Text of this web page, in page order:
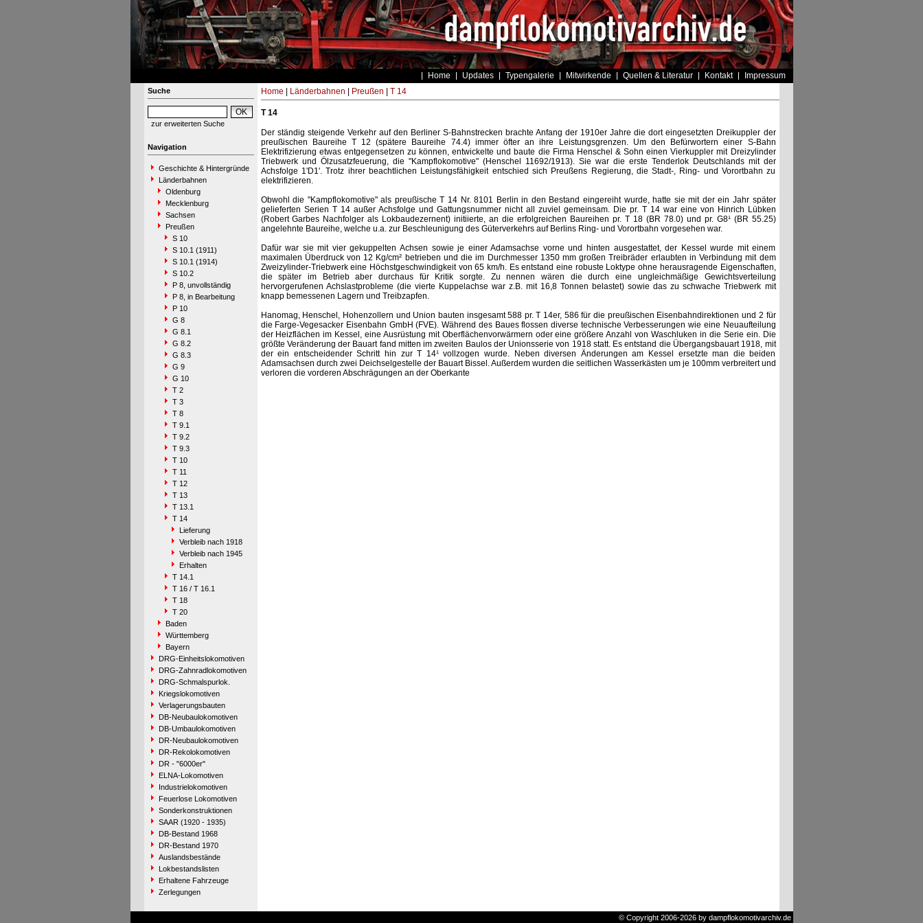
Home Updates Typengalerie Mitwirkende Quellen & Literatur Kontakt Impressum
Suche
zur erweiterten Suche
Navigation
Geschichte & Hintergründe
Länderbahnen
Oldenburg
Mecklenburg
Sachsen
Preußen
S 10
S 10.1 (1911)
S 10.1 (1914)
S 10.2
P 8, unvollständig
P 8, in Bearbeitung
P 10
G 8
G 8.1
G 8.2
G 8.3
G 9
G 10
T 2
T 3
T 8
T 9.1
T 9.2
T 9.3
T 10
T 11
T 12
T 13
T 13.1
T 14
Lieferung
Verbleib nach 1918
Verbleib nach 1945
Erhalten
T 14.1
T 16 / T 16.1
T 18
T 20
Baden
Württemberg
Bayern
DRG-Einheitslokomotiven
DRG-Zahnradlokomotiven
DRG-Schmalspurlok.
Kriegslokomotiven
Verlagerungsbauten
DB-Neubaulokomotiven
DB-Umbaulokomotiven
DR-Neubaulokomotiven
DR-Rekolokomotiven
DR - "6000er"
ELNA-Lokomotiven
Industrielokomotiven
Feuerlose Lokomotiven
Sonderkonstruktionen
SAAR (1920 - 1935)
DB-Bestand 1968
DR-Bestand 1970
Auslandsbestände
Lokbestandslisten
Erhaltene Fahrzeuge
Zerlegungen
Home Länderbahnen Preußen T 14
T 14
Der ständig steigende Verkehr auf den Berliner S-Bahnstrecken brachte Anfang der 1910er Jahre die dort eingesetzten Dreikuppler der
preußischen Baureihe T 12 (spätere Baureihe 74.4) immer öfter an ihre Leistungsgrenzen. Um den Befürwortern einer S-Bahn
Elektrifizierung etwas entgegensetzen zu können, entwickelte und baute die Firma Henschel & Sohn einen Vierkuppler mit Dreizylinder
Triebwerk und Ölzusatzfeuerung, die "Kampflokomotive" (Henschel 11692/1913). Sie war die erste Tenderlok Deutschlands mit der
Achsfolge 1'D1'. Trotz ihrer beachtlichen Leistungsfähigkeit entschied sich Preußens Regierung, die Stadt-, Ring- und Vorortbahn zu
elektrifizieren.
Obwohl die "Kampflokomotive" als preußische T 14 Nr. 8101 Berlin in den Bestand eingereiht wurde, hatte sie mit der ein Jahr später
gelieferten Serien T 14 außer Achsfolge und Gattungsnummer nicht all zuviel gemeinsam. Die pr. T 14 war eine von Hinrich Lübken
(Robert Garbes Nachfolger als Lokbaudezernent) initiierte, an die erfolgreichen Baureihen pr. T 18 (BR 78.0) und pr. G8¹ (BR 55.25)
angelehnte Baureihe, welche u.a. zur Beschleunigung des Güterverkehrs auf Berlins Ring- und Vorortbahn vorgesehen war.
Dafür war sie mit vier gekuppelten Achsen sowie je einer Adamsachse vorne und hinten ausgestattet, der Kessel wurde mit einem
maximalen Überdruck von 12 Kg/cm² betrieben und die im Durchmesser 1350 mm großen Treibräder erlaubten in Verbindung mit dem
Zweizylinder-Triebwerk eine Höchstgeschwindigkeit von 65 km/h. Es entstand eine robuste Loktype ohne herausragende Eigenschaften,
die später im Betrieb aber durchaus für Kritik sorgte. Zu nennen wären die durch eine ungleichmäßige Gewichtsverteilung
hervorgerufenen Achslastprobleme (die vierte Kuppelachse war z.B. mit 16,8 Tonnen belastet) sowie das zu schwache Triebwerk mit
knapp bemessenen Lagern und Treibzapfen.
Hanomag, Henschel, Hohenzollern und Union bauten insgesamt 588 pr. T 14er, 586 für die preußischen Eisenbahndirektionen und 2 für
die Farge-Vegesacker Eisenbahn GmbH (FVE). Während des Baues flossen diverse technische Verbesserungen wie eine Neuaufteilung
der Heizflächen im Kessel, eine Ausrüstung mit Oberflächenvorwärmern oder eine größere Anzahl von Waschluken in die Serie ein. Die
größte Veränderung der Bauart fand mitten im zweiten Baulos der Unionsserie von 1918 statt. Es entstand die Übergangsbauart 1918, mit
der ein entscheidender Schritt hin zur T 14¹ vollzogen wurde. Neben diversen Änderungen am Kessel ersetzte man die beiden
Adamsachsen durch zwei Deichselgestelle der Bauart Bissel. Außerdem wurden die seitlichen Wasserkästen um je 100mm verbreitert und
verloren die vorderen Abschrägungen an der Oberkante
© Copyright 2006-2026 by dampflokomotivarchiv.de